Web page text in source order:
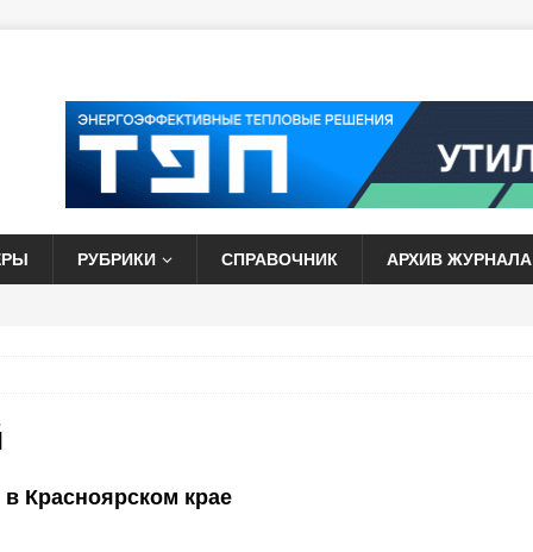
РУБРИКИ СПРАВОЧНИК АРХИВ ЖУРНАЛА
Красноярском крае